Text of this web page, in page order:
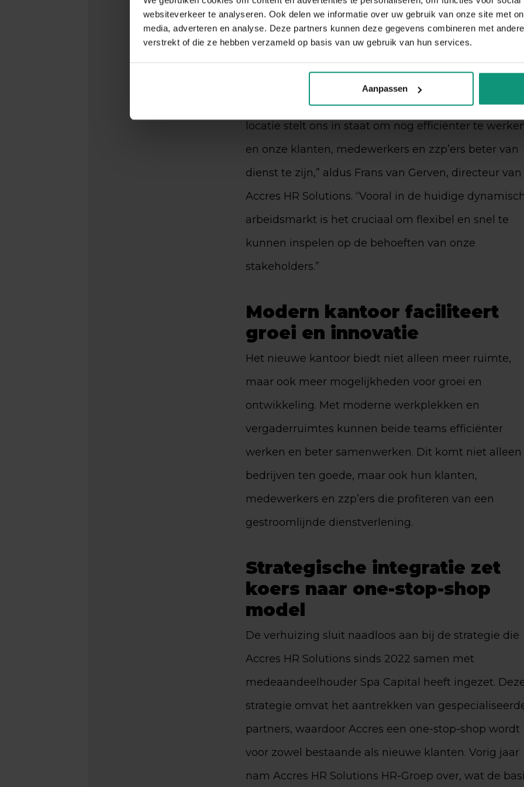
websiteverkeer te analyseren. Ook delen we informatie over uw gebruik van onze site met
media, adverteren en analyse. Deze partners kunnen deze gegevens combineren met
verstrekt of die ze hebben verzameld op basis van uw gebruik van hun services.
Aanpassen
diensten aanbieden, van werving en selectie tot
salarisadministratie, van detacheren tot ZZP-
bemiddeling en van HR-advies tot uitzenden.
“De integratie van onze diensten op deze nieuwe
locatie stelt ons in staat om nog efficiënter te
en onze klanten, medewerkers en zzp’ers beter van
dienst te zijn,” aldus Frans van Gerven, directeur van
Accres HR Solutions. “Vooral in de huidige
arbeidsmarkt is het cruciaal om flexibel en snel te
kunnen inspelen op de behoeften van onze
stakeholders.”
Modern kantoor faciliteert
groei en innovatie
Het nieuwe kantoor biedt niet alleen meer ruimte,
maar ook meer mogelijkheden voor groei en
ontwikkeling. Met moderne werkplekken en
vergaderruimtes kunnen beide teams efficiënter
werken en beter samenwerken. Dit komt niet alleen
bedrijven ten goede, maar ook hun klanten,
medewerkers en zzp’ers die profiteren van een
gestroomlijnde dienstverlening.
Strategische integratie zet
koers naar one-stop-shop
model
De verhuizing sluit naadloos aan bij de strategie die
Accres HR Solutions sinds 2022 samen met
medeaandeelhouder Spa Capital heeft ingezet.
strategie omvat het aantrekken van
partners, waardoor Accres een one-stop-shop wordt
voor zowel bestaande als nieuwe klanten. Vorig jaar
nam Accres HR Solutions HR-Groep over, wat de